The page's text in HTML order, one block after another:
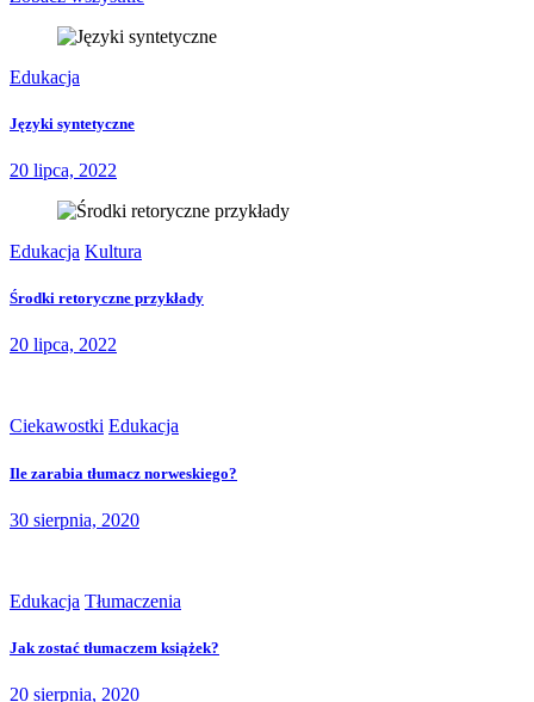
Edukacja
Języki syntetyczne
20 lipca, 2022
Edukacja Kultura
Środki retoryczne przykłady
20 lipca, 2022
Ciekawostki Edukacja
Ile zarabia tłumacz norweskiego?
30 sierpnia, 2020
Edukacja Tłumaczenia
Jak zostać tłumaczem książek?
20 sierpnia, 2020